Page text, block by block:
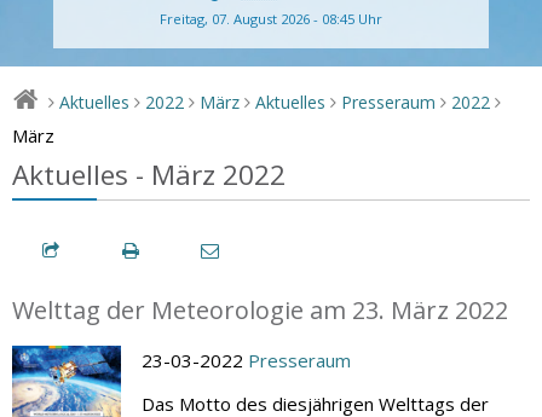
Freitag, 07. August 2026 - 08:45 Uhr
> Aktuelles > 2022 > März > Aktuelles > Presseraum > 2022 >
März
Aktuelles - März 2022
Welttag der Meteorologie am 23. März 2022
23-03-2022 Presseraum
Das Motto des diesjährigen Welttags der